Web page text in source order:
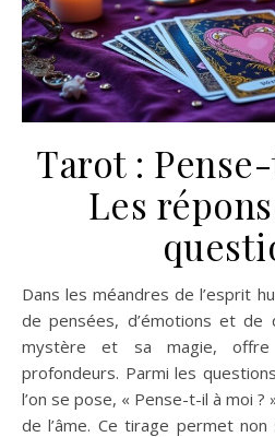
Tarot :
Les
Dans les méandres de l’esprit humain, se cache un monde
de pensées, d’émotions et
mystère et sa magie,
profondeurs. Parmi les
l’on se pose, « Pense-t-il à moi ?
de l’âme. Ce tirage permet non